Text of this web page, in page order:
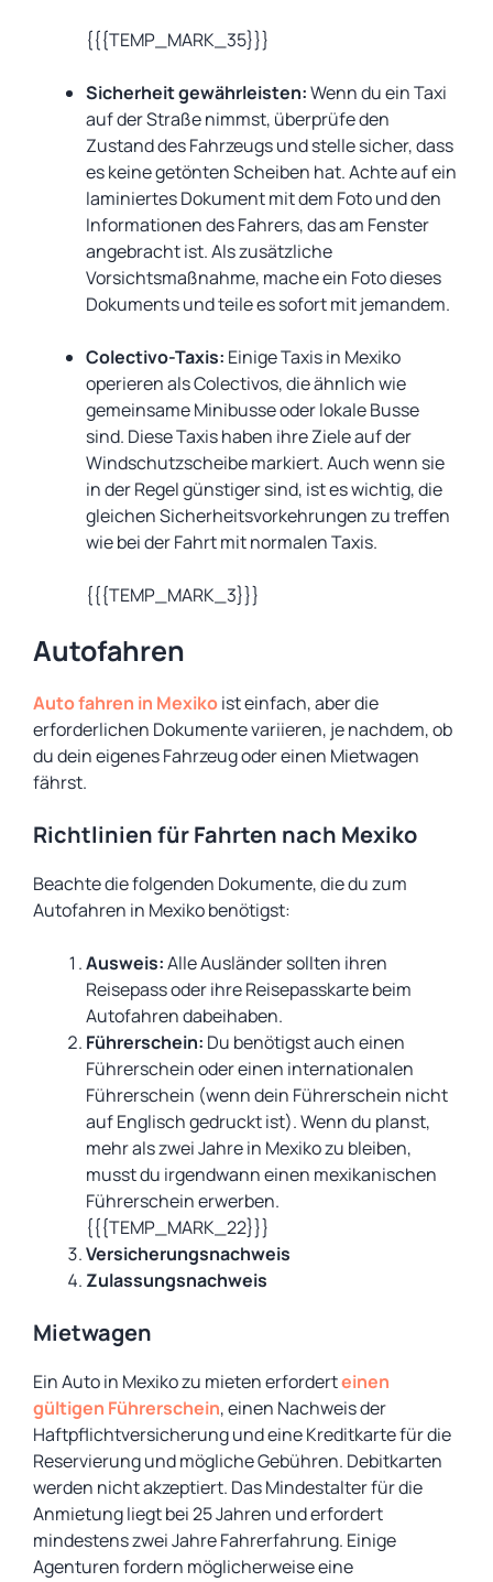
{{{TEMP_MARK_35}}}
Sicherheit gewährleisten:Wenn du ein Taxi
auf der Straße nimmst, überprüfe den
Zustand des Fahrzeugs und stelle sicher, dass
es keine getönten Scheiben hat. Achte auf ein
laminiertes Dokument mit dem Foto und den
Informationen des Fahrers, das am Fenster
angebracht ist. Als zusätzliche
Vorsichtsmaßnahme, mache ein Foto dieses
Dokuments und teile es sofort mit jemandem.
Colectivo-Taxis: Einige Taxis in Mexiko
operieren als Colectivos, die ähnlich wie
gemeinsame Minibusse oder lokale Busse
sind. Diese Taxis haben ihre Ziele auf der
Windschutzscheibe markiert. Auch wenn sie
in der Regel günstiger sind, ist es wichtig, die
gleichen Sicherheitsvorkehrungen zu treffen
wie bei der Fahrt mit normalen Taxis.
{{{TEMP_MARK_3}}}
Autofahren
Auto fahren in Mexikoist einfach, aber die
erforderlichen Dokumente variieren, je nachdem, ob
du dein eigenes Fahrzeug oder einen Mietwagen
fährst.
Richtlinien für Fahrten nach Mexiko
Beachte die folgenden Dokumente, die du zum
Autofahren in Mexiko benötigst:
Ausweis:Alle Ausländer sollten ihren
Reisepass oder ihre Reisepasskarte beim
Autofahren dabeihaben.
Führerschein: Du benötigst auch einen
Führerschein oder einen internationalen
Führerschein (wenn dein Führerschein nicht
auf Englisch gedruckt ist). Wenn du planst,
mehr als zwei Jahre in Mexiko zu bleiben,
musst du irgendwann einen mexikanischen
Führerschein erwerben.
{{{TEMP_MARK_22}}}
Versicherungsnachweis
Zulassungsnachweis
Mietwagen
Ein Auto in Mexiko zu mieten erforderteinen
gültigen Führerschein, einen Nachweis der
Haftpflichtversicherung und eine Kreditkarte für die
Reservierung und mögliche Gebühren. Debitkarten
werden nicht akzeptiert. Das Mindestalter für die
Anmietung liegt bei 25 Jahren und erfordert
mindestens zwei Jahre Fahrerfahrung. Einige
Agenturen fordern möglicherweise eine